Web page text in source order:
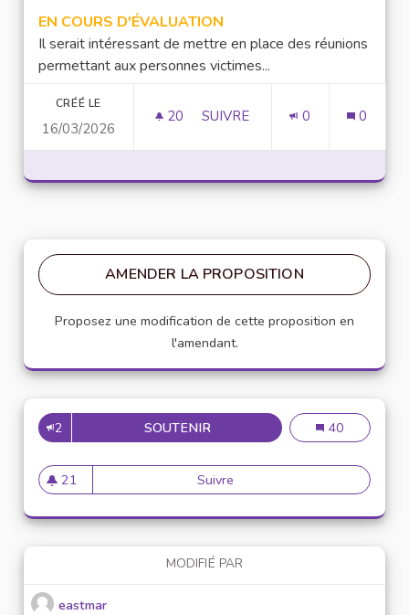
EN COURS D'ÉVALUATION
Il serait intéressant de mettre en place des réunions
permettant aux personnes victimes...
CRÉÉ LE
16/03/2026
20 20 ABONNÉS
SUIVRE 0 0
AMENDER LA PROPOSITION
Proposez une modification de cette proposition en
l'amendant.
2 SOUTENIRMISE EN PLACE DE RÉUNION
Mise en place
40
21
21 abonnés
Suivre Mise en place de réunion de
MODIFIÉ PAR
eastmar